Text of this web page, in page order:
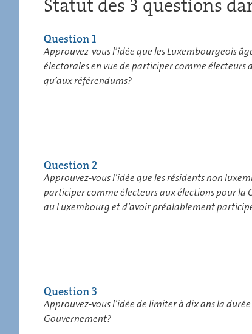
Statut des 3 questions
Question 1
Approuvez-vous l’idée que les Luxembourgeois
électorales en vue de participer comme électeurs
qu’aux référendums?
Question 2
Approuvez-vous l’idée que les résidents non
participer comme électeurs aux élections pour la
au Luxembourg et d’avoir préalablement
Question 3
Approuvez-vous l’idée de limiter à dix ans la
Gouvernement?